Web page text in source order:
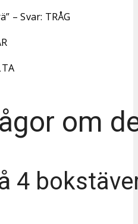
– Svar: TRÅG
om
4